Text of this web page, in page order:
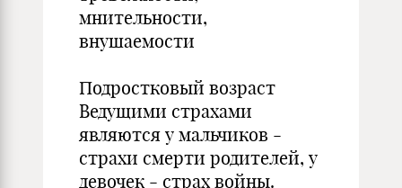
мнительности,
внушаемости
Подростковый возраст
Ведущими страхами
являются у мальчиков -
страхи смерти родителей, у
девочек - страх войны.